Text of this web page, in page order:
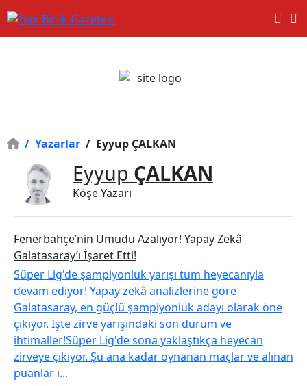
/ Yazarlar / Eyyup ÇALKAN
Eyyup ÇALKAN
Köşe Yazarı
Fenerbahçe’nin Umudu Azalıyor! Yapay Zekâ
Galatasaray’ı İşaret Etti!
Süper Lig'de şampiyonluk yarışı tüm heyecanıyla
devam ediyor! Yapay zekâ analizlerine göre
Galatasaray, en güçlü şampiyonluk adayı olarak öne
çıkıyor. İşte zirve yarışındaki son durum ve
ihtimaller!Süper Lig'de sona yaklaştıkça heyecan
zirveye çıkıyor. Şu ana kadar oynanan maçlar ve alınan
puanlar ı...